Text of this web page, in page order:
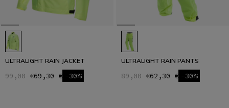
ULTRALIGHT RAIN JACKET
99,00 €69,30 € -30%
ULTRALIGHT RAIN PANTS
89,00 €62,30 € -30%